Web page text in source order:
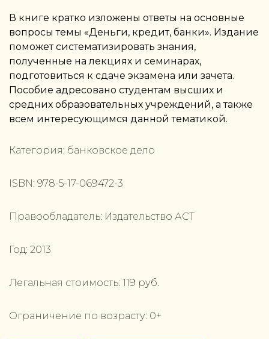
В книге кратко изложены ответы на основные
вопросы темы «Деньги, кредит, банки». Издание
поможет систематизировать знания,
полученные на лекциях и семинарах,
подготовиться к сдаче экзамена или зачета.
Пособие адресовано студентам высших и
средних образовательных учреждений, а также
всем интересующимся данной тематикой.
Категория: банковское дело
ISBN: 978-5-17-069472-3
Правообладатель: Издательство АСТ
Год: 2013
Легальная стоимость: 119 руб.
Ограничение по возрасту: 0+